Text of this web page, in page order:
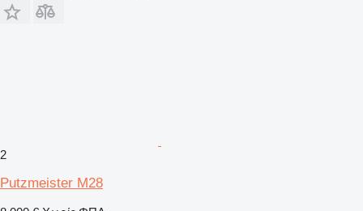
2
Putzmeister M28